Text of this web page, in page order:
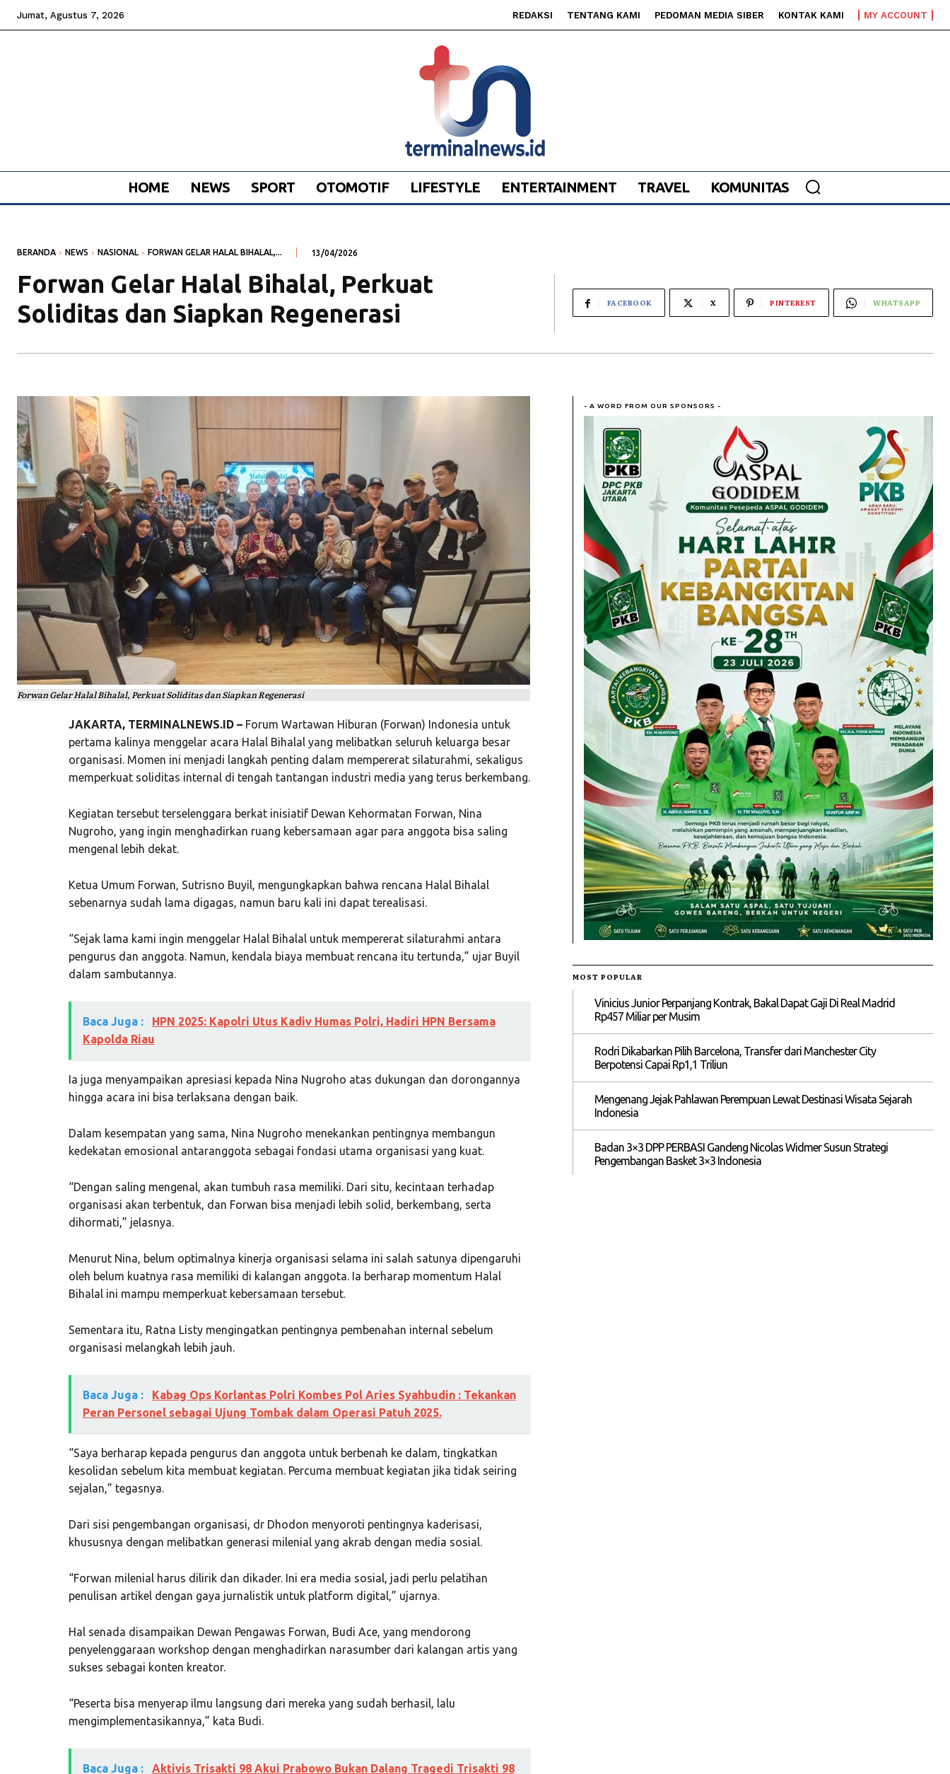
Jumat, Agustus 7, 2026 REDAKSI TENTANG KAMI PEDOMAN MEDIA SIBER KONTAK KAMI MY ACCOUNT
HOME NEWS SPORT OTOMOTIF LIFESTYLE ENTERTAINMENT TRAVEL KOMUNITAS
BERANDA NEWS NASIONAL FORWAN GELAR HALAL BIHALAL,... 13/04/2026
Forwan Gelar Halal Bihalal, Perkuat
Soliditas dan Siapkan Regenerasi
FACEBOOK X PINTEREST WHATSAPP
Forwan Gelar Halal Bihalal, Perkuat Soliditas dan Siapkan Regenerasi
JAKARTA, TERMINALNEWS.ID – Forum Wartawan Hiburan (Forwan) Indonesia untuk
pertama kalinya menggelar acara Halal Bihalal yang melibatkan seluruh keluarga besar
organisasi. Momen ini menjadi langkah penting dalam mempererat silaturahmi, sekaligus
memperkuat soliditas internal di tengah tantangan industri media yang terus berkembang.
Kegiatan tersebut terselenggara berkat inisiatif Dewan Kehormatan Forwan, Nina
Nugroho, yang ingin menghadirkan ruang kebersamaan agar para anggota bisa saling
mengenal lebih dekat.
Ketua Umum Forwan, Sutrisno Buyil, mengungkapkan bahwa rencana Halal Bihalal
sebenarnya sudah lama digagas, namun baru kali ini dapat terealisasi.
“Sejak lama kami ingin menggelar Halal Bihalal untuk mempererat silaturahmi antara
pengurus dan anggota. Namun, kendala biaya membuat rencana itu tertunda,” ujar Buyil
dalam sambutannya.
Baca Juga :
HPN 2025: Kapolri Utus Kadiv Humas Polri, Hadiri HPN Bersama
Kapolda Riau
Ia juga menyampaikan apresiasi kepada Nina Nugroho atas dukungan dan dorongannya
hingga acara ini bisa terlaksana dengan baik.
Dalam kesempatan yang sama, Nina Nugroho menekankan pentingnya membangun
kedekatan emosional antaranggota sebagai fondasi utama organisasi yang kuat.
“Dengan saling mengenal, akan tumbuh rasa memiliki. Dari situ, kecintaan terhadap
organisasi akan terbentuk, dan Forwan bisa menjadi lebih solid, berkembang, serta
dihormati,” jelasnya.
Menurut Nina, belum optimalnya kinerja organisasi selama ini salah satunya dipengaruhi
oleh belum kuatnya rasa memiliki di kalangan anggota. Ia berharap momentum Halal
Bihalal ini mampu memperkuat kebersamaan tersebut.
Sementara itu, Ratna Listymengingatkan pentingnya pembenahan internal sebelum
organisasi melangkah lebih jauh.
Baca Juga :
Kabag Ops Korlantas Polri Kombes Pol Aries Syahbudin : Tekankan
Peran Personel sebagai Ujung Tombak dalam Operasi Patuh 2025.
“Saya berharap kepada pengurus dan anggota untuk berbenah ke dalam, tingkatkan
kesolidan sebelum kita membuat kegiatan. Percuma membuat kegiatan jika tidak seiring
sejalan,” tegasnya.
Dari sisi pengembangan organisasi, dr Dhodon menyoroti pentingnya kaderisasi,
khususnya dengan melibatkan generasi milenial yang akrab dengan media sosial.
“Forwan milenial harus dilirik dan dikader. Ini era media sosial, jadi perlu pelatihan
penulisan artikel dengan gaya jurnalistik untuk platform digital,” ujarnya.
Hal senada disampaikan Dewan Pengawas Forwan, Budi Ace, yang mendorong
penyelenggaraan workshop dengan menghadirkan narasumber dari kalangan artis yang
sukses sebagai konten kreator.
“Peserta bisa menyerap ilmu langsung dari mereka yang sudah berhasil, lalu
mengimplementasikannya,” kata Budi.
Baca Juga : Aktivis Trisakti 98 Akui Prabowo Bukan Dalang Tragedi Trisakti 98
- A WORD FROM OUR SPONSORS -
MOST POPULAR
Vinicius Junior Perpanjang Kontrak, Bakal Dapat Gaji Di Real Madrid
Rp457 Miliar per Musim
Rodri Dikabarkan Pilih Barcelona, Transfer dari Manchester City
Berpotensi Capai Rp1,1 Triliun
Mengenang Jejak Pahlawan Perempuan Lewat Destinasi Wisata Sejarah
Indonesia
Badan 3×3 DPP PERBASI Gandeng Nicolas Widmer Susun Strategi
Pengembangan Basket 3×3 Indonesia